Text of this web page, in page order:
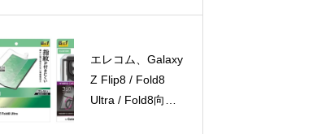
エレコム、Galaxy
Z Flip8 / Fold8
Ultra / Fold8向け